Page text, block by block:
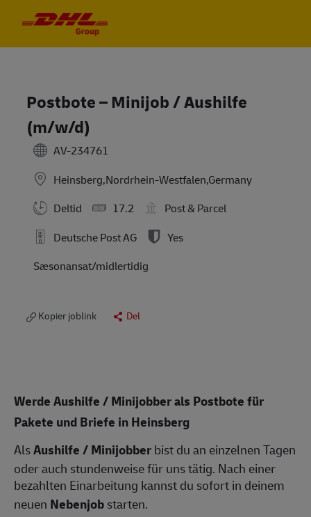
Postbote – Minijob / Aushilfe
(m/w/d)
AV-234761
Heinsberg,Nordrhein-Westfalen,Germany
Deltid
17.2
Post & Parcel
Deutsche Post AG
Yes
Sæsonansat/midlertidig
Kopier joblink Del
Werde Aushilfe / Minijobber als Postbote für
Pakete und Briefe in Heinsberg
AlsAushilfe / Minijobberbist du an einzelnen Tagen
oder auch stundenweise für uns tätig. Nach einer
bezahlten Einarbeitung kannst du sofort in deinem
neuen Nebenjobstarten.